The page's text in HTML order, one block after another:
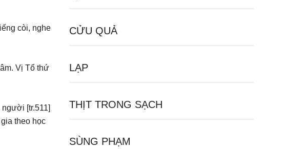
còi, nghe
Vị Tổ thứ
[tr.511]
theo học
CỬU QUẢ
LẠP
THỊT TRONG SẠCH
SÙNG PHẠM